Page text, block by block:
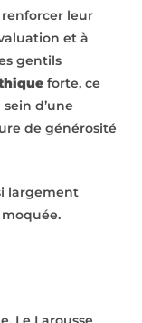
leur
et à
gentils
forte, ce
d’une
de générosité
largement